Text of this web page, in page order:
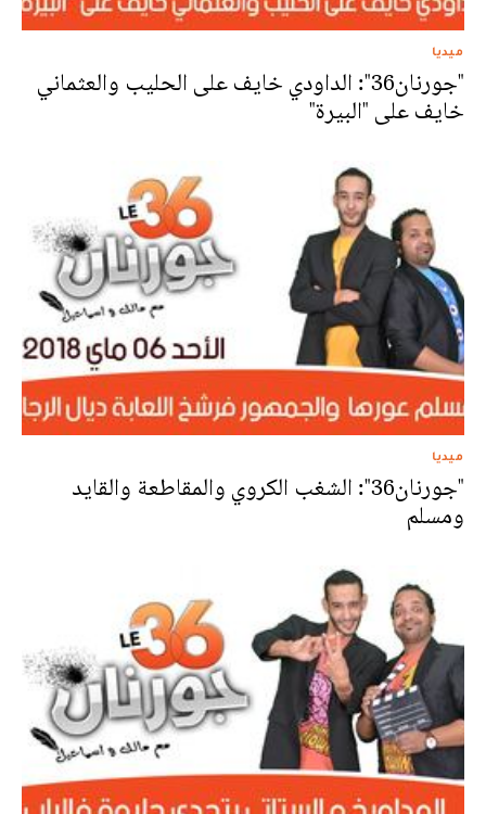
ميديا
"جورنان36": الداودي خايف على الحليب والعثماني
خايف على "البيرة"
ميديا
"جورنان36": الشغب الكروي والمقاطعة والقايد
ومسلم